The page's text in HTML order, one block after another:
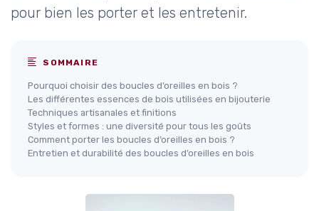
pour bien les porter et les entretenir.
SOMMAIRE
Pourquoi choisir des boucles d’oreilles en bois ?
Les différentes essences de bois utilisées en bijouterie
Techniques artisanales et finitions
Styles et formes : une diversité pour tous les goûts
Comment porter les boucles d’oreilles en bois ?
Entretien et durabilité des boucles d’oreilles en bois